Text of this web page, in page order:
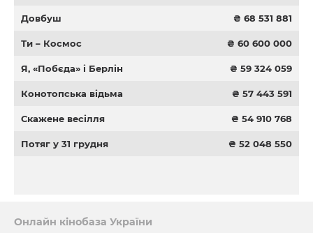
Довбуш ₴ 68 531 881
Ти – Космос ₴ 60 600 000
Я, «Побєда» і Берлін ₴ 59 324 059
Конотопська відьма ₴ 57 443 591
Скажене весілля ₴ 54 910 768
Потяг у 31 грудня ₴ 52 048 550
Онлайн кінобаза України